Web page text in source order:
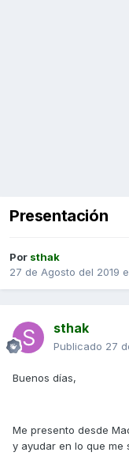
Presentación
Por sthak
27 de Agosto del 2019
sthak
Publicado 27
Buenos días,
Me presento desde
y ayudar en lo que me